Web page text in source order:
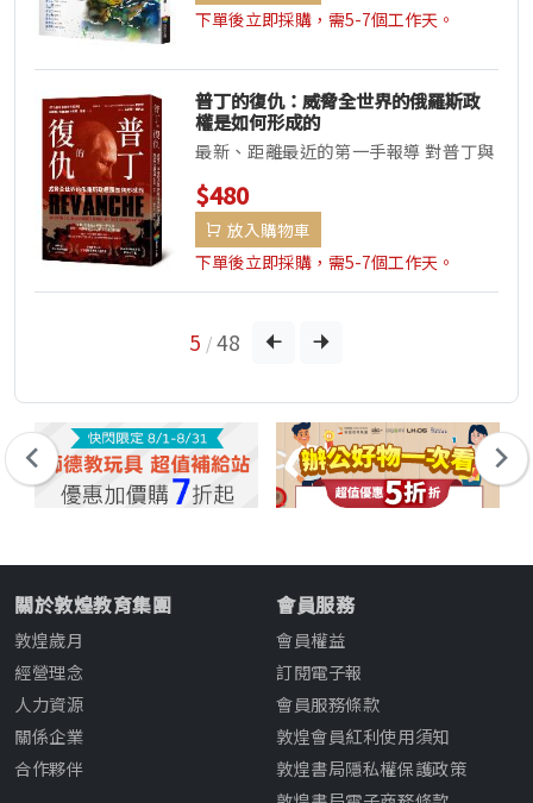
下單後立即採購，需5-7個工作天。
普丁的復仇：威脅全世界的俄羅斯政
權是如何形成的
最新、距離最近的第一手報導 對普丁與
俄羅斯人民，鞭辟入裡的時論 俄國人民
怎麼看待獨裁與戰爭？普丁是...
$480
放入購物車
下單後立即採購，需5-7個工作天。
5 / 48
關於敦煌教育集團
敦煌歲月
經營理念
人力資源
關係企業
合作夥伴
會員服務
會員權益
訂閱電子報
會員服務條款
敦煌會員紅利使用須知
敦煌書局隱私權保護政策